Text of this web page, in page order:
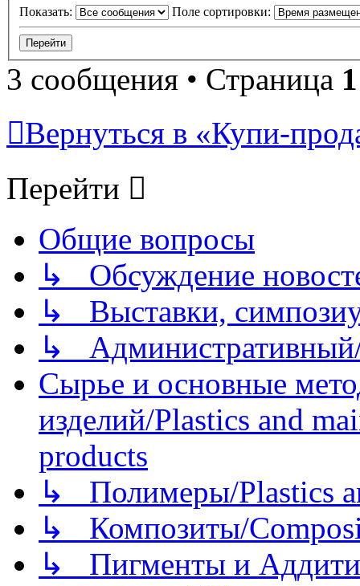
Показать: Поле сортировки:
3 сообщения • Страница 1
Вернуться в «Купи-
Перейти
Общие вопросы
↳ Обсуждение
↳ Выставки,
↳
Сырье и основные
изделий/Plastics and
products
↳ Полимеры/Plastics
↳ Композиты/
↳ Пигменты и